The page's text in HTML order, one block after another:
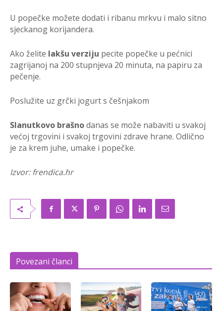
U popečke možete dodati i ribanu mrkvu i malo sitno
sjeckanog korijandera.
Ako želite lakšu verziju pecite popečke u pećnici
zagrijanoj na 200 stupnjeva 20 minuta, na papiru za
pečenje.
Poslužite uz grčki jogurt s češnjakom
Slanutkovo brašnodanas se može nabaviti u svakoj
većoj trgovini i svakoj trgovini zdrave hrane. Odlično
je za krem juhe, umake i popečke.
Izvor: frendica.hr
Povezani članci